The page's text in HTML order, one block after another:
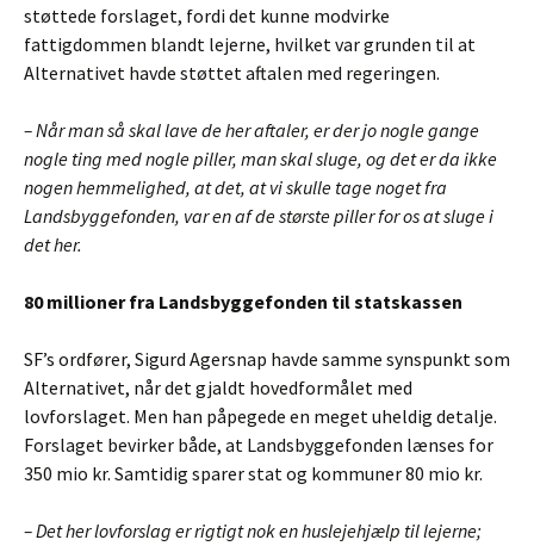
støttede forslaget, fordi det kunne modvirke
fattigdommen blandt lejerne, hvilket var grunden til at
Alternativet havde støttet aftalen med regeringen.
– Når man så skal lave de her aftaler, er der jo nogle gange
nogle ting med nogle piller, man skal sluge, og det er da ikke
nogen hemmelighed, at det, at vi skulle tage noget fra
Landsbyggefonden, var en af de største piller for os at sluge i
det her.
80 millioner fra Landsbyggefonden til statskassen
SF’s ordfører, Sigurd Agersnap havde samme synspunkt som
Alternativet, når det gjaldt hovedformålet med
lovforslaget. Men han påpegede en meget uheldig detalje.
Forslaget bevirker både, at Landsbyggefonden lænses for
350 mio kr. Samtidig sparer stat og kommuner 80 mio kr.
– Det her lovforslag er rigtigt nok en huslejehjælp til lejerne;